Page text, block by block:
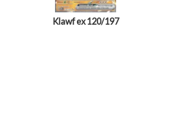
Klawf ex 120/197